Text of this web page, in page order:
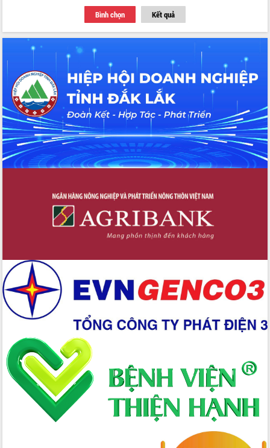
với Tập đoàn Bưu chính Viễn thông
Thứ trưởng Bộ Y tế làm việc với tỉnh
Đắk Lắk về phát triển nhân lực y tế
cho trạm y tế cấp xã
Du lịch Đắk Lắk nâng tầm trải nghiệm
du khách thông qua Hệ thống cơ sở dữ
liệu và Bản đồ số
Tập huấn ứng dụng trí tuệ nhân tạo (AI)
trong thương mại điện tử năm 2026
Đoàn đại biểu Quốc hội tỉnh Đắk Lắk
trao đổi thông tin trước Kỳ họp thứ
nhất, Quốc hội khóa XVI
thông nguồn lực phát triển
Nâng cao hiệu lực, hiệu quả HĐND
tỉnh thông qua hiện đại hóa hành chính
Xã Ea Phê gắn cải cách hành chính với
Phó Chủ tịch Thường trực UBND tỉnh
Hồ Thị Nguyên Thảo làm việc tại Trung
tâm Phục vụ hành chính công xã Ea
Phê
Xây dựng nền hành chính số đồng
hành cùng nông dân dân, doanh nghiệp
Giai đoạn 2026-2030, Đắk Lắk phấn
đấu có 77% xã đạt chuẩn nông thôn
mới
Chuyển đổi số 'mở đường' cho nông
nghiệp Đắk Lắk tăng trưởng bứt phá
Triển khai đồng bộ đo đạc, lập hồ sơ
địa chính, hoàn thiện cơ sở dữ liệu đất
Bình chọn Kết quả